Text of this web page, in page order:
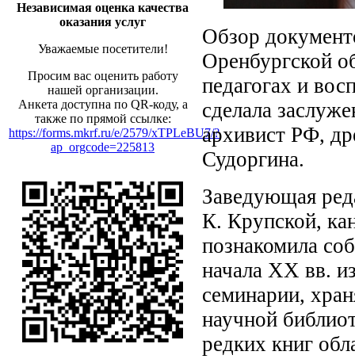
Независимая оценка качества
оказания услуг
Уважаемые посетители!
Просим вас оценить работу
нашей организации.
Анкета доступна по QR-коду, а
также по прямой ссылке:
https://forms.mkrf.ru/e/2579/xTPLeBU7/?
ap_orgcode=225813
Обзор
Оренбургской
педагогах и
сделала
архивист РФ,
Судоргина.
Заведующая
К. Крупской,
познакомила
начала XX вв.
семинарии,
научной
редких книг